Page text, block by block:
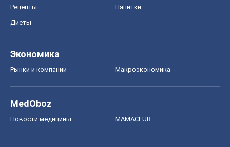
Рецепты Напитки
Диеты
Экономика
Рынки и компании Mакроэкономика
MedOboz
Новости медицины MAMACLUB